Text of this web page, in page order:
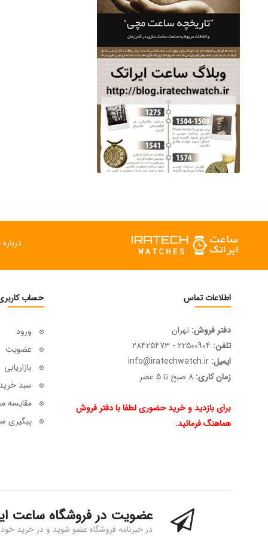
درباره
اطلاعات تماس
دفتر فروش: تهران
تلفن: 22500904 - 28425473
ایمیل: info@iratechwatch.ir
زمان کاری:8 صبح تا 5 عصر
برای بازدید و خرید حضوری لطفا با دفتر فروش
هماهنگ فرمائید.
حساب
ورود
عضویت
بازاریابی
سبد خرید
مقایسه
پیگیری
عضویت در فروشگاه ساعت
در خبرنامه فروشگاه عضو شوید و در خرید خود 15% تخفیف